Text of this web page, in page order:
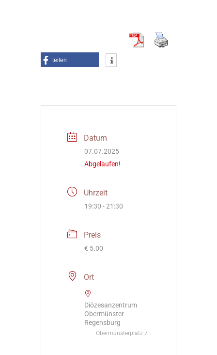
teilen
Datum
07.07.2025
Abgelaufen!
Uhrzeit
19:30 - 21:30
Preis
€ 5.00
Ort
Diözesanzentrum
Obermünster
Regensburg
Obermünsterplatz 7